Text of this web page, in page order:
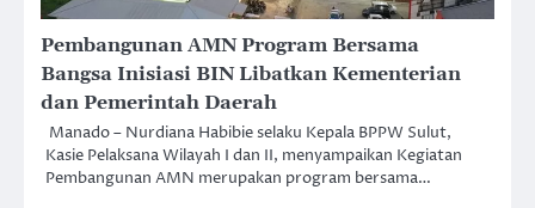
Pembangunan AMN Program Bersama
Bangsa Inisiasi BIN Libatkan Kementerian
dan Pemerintah Daerah
Manado – Nurdiana Habibie selaku Kepala BPPW Sulut,
Kasie Pelaksana Wilayah I dan II, menyampaikan Kegiatan
Pembangunan AMN merupakan program bersama…